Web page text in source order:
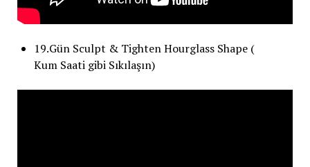
19.Gün Sculpt & Tighten Hourglass Shape (
Kum Saati gibi Sıkılaşın)